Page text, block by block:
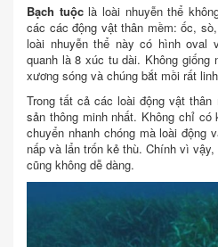
Bạch tuộclà loài nhuyễn thể
các các động vật thân mềm: ốc,
loài nhuyễn thể này có hình oval
quanh là 8 xúc tu dài. Không
xương sóng và chúng bắt mồi rất
Trong tất cả các loài động vật
sản thông minh nhất. Không chỉ
chuyển nhanh chóng mà loài động
nấp và lẩn trốn kẻ thù. Chính vì
cũng không dễ dàng.